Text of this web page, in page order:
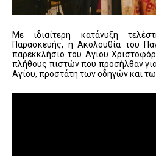
Με ιδιαίτερη κατάνυξη
Παρασκευής, η Ακολουθία του
παρεκκλήσιο του Αγίου
πλήθους πιστών που προσήλθαν
Αγίου, προστάτη των οδηγών και